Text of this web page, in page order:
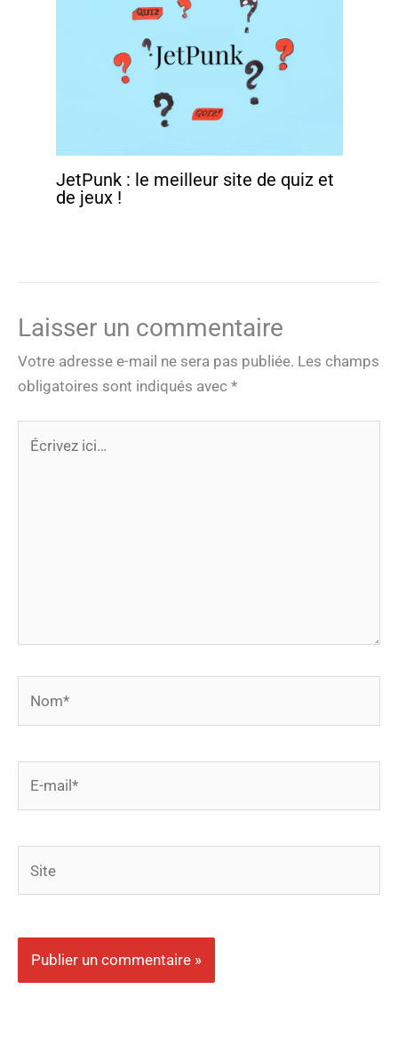
JetPunk : le meilleur site de quiz et
de jeux !
Laisser un commentaire
Votre adresse e-mail ne sera pas publiée. Les champs
obligatoires sont indiqués avec *